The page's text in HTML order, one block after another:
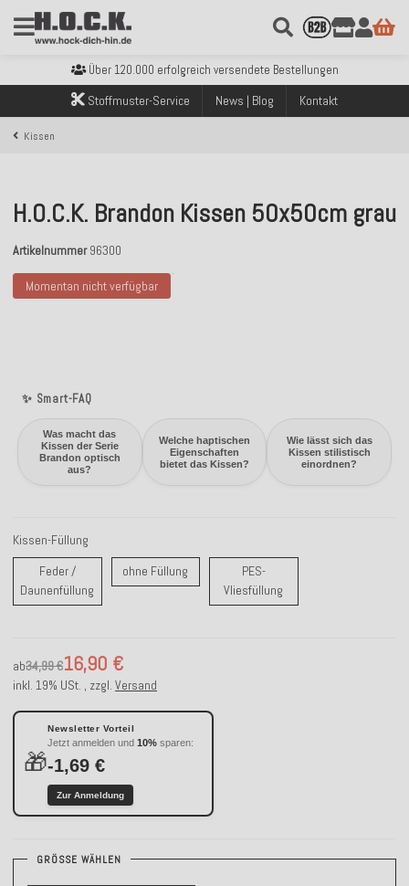
Kostenloser Versand innerhalb Deutschlands ab 99€ Bestellwert
Über 120.000 erfolgreich versendete Bestellungen
Sicher bezahlen mit Klarna, PayPal & Amazon Pay
Kostenloser Versand innerhalb Deutschlands ab 99€ Bestellwert
Über 120.000 erfolgreich versendete Bestellungen
Stoffmuster-Service News | Blog Kontakt
Kissen
Momentan nicht verfügbar
✨ Smart-FAQ
Was macht das
Kissen der Serie
Brandon optisch
aus?
Welche haptischen
Eigenschaften
bietet das Kissen?
Wie lässt sich das
Kissen stilistisch
einordnen?
H.O.C.K. Brandon Kissen 50x50cm grau
Artikelnummer 96300
Kissen-Füllung
Feder /
Daunenfüllung Feder / Daunenfüllung
ohne Füllung ohne FüllungPES-
Vliesfüllung
ab 16,90 €
34,99 €
inkl. 19% USt. , zzgl. Versand
🎁
Newsletter Vorteil
Jetzt anmelden und 10% sparen:
-1,69 €
Zur Anmeldung
GRÖSSE WÄHLEN